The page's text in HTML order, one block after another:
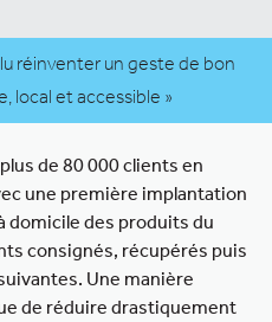
réinventer un geste de bon
local et accessible »
de 80 000 clients en
une première implantation
domicile des produits du
consignés, récupérés puis
Une manière
de réduire drastiquement